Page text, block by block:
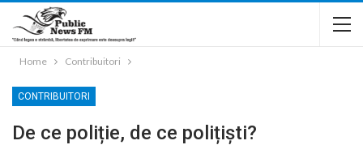
Home Contribuitori
CONTRIBUITORI
De ce poliție, de ce polițiști?